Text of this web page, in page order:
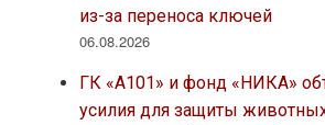
из-за переноса ключей
06.08.2026
ГК «А101» и фонд «НИКА»
усилия для защиты